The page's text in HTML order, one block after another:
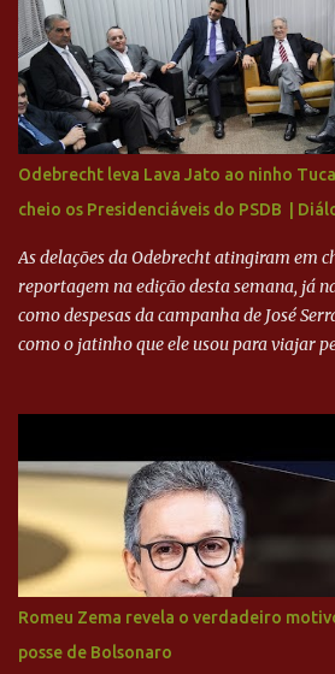
investimentos no departamento de
para a recuperação do Cruzeiro, o aporte
Ronaldo sendo solidário à dívida de R$ 1
mais o peso que o ex-atacante tem no
sua história na Raposa, pesaram para
camisas 9 acertasse a compra do clube.
ADVOGADO DO CRUZEIRO NA SAF
CRUZEIRO - RONALDO COMPROU 90%
Odebrecht leva Lava Jato ao ninho
cheio os Presidenciáveis do PSDB |
As delações da Odebrecht atingiram em
reportagem na edição desta semana, já
como despesas da campanha de José
como o jatinho que ele usou para viajar
Executiva Nacional do PSDB (Valter
texto também põe fim a um mistério: três
revista que o codinome “santo” que
empreiteira refere-se ao governador de
Alckmin (PSDB) — nenhum deles, no
diretamente com o paulista.
dinheiro da Odebrecht bancou a
mais... A Lava Jato chega ao PSDB |
Romeu Zema revela o verdadeiro
posse de Bolsonaro